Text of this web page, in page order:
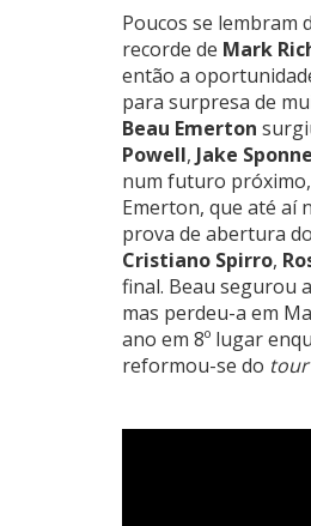
Poucos se lembram
recorde de Mark
então a
para surpresa de
Beau Emerton
Powell, Jake
num futuro
Emerton, que até aí
prova de abertura
Cristiano Spirro,
final. Beau segurou
mas perdeu-a em
ano em 8º lugar
reformou-se do tour